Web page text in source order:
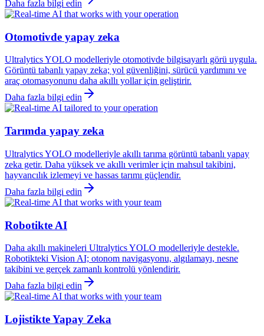
Daha fazla bilgi edin
Otomotivde yapay zeka
Ultralytics YOLO modelleriyle otomotivde bilgisayarlı görü uygula.
Görüntü tabanlı yapay zeka; yol güvenliğini, sürücü yardımını ve
araç otomasyonunu daha akıllı yollar için geliştirir.
Daha fazla bilgi edin
Tarımda yapay zeka
Ultralytics YOLO modelleriyle akıllı tarıma görüntü tabanlı yapay
zeka getir. Daha yüksek ve akıllı verimler için mahsul takibini,
hayvancılık izlemeyi ve hassas tarımı güçlendir.
Daha fazla bilgi edin
Robotikte AI
Daha akıllı makineleri Ultralytics YOLO modelleriyle destekle.
Robotikteki Vision AI; otonom navigasyonu, algılamayı, nesne
takibini ve gerçek zamanlı kontrolü yönlendirir.
Daha fazla bilgi edin
Lojistikte Yapay Zeka